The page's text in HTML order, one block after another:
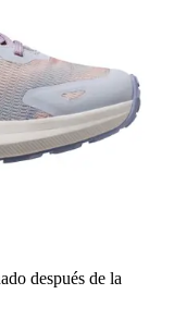
después de la